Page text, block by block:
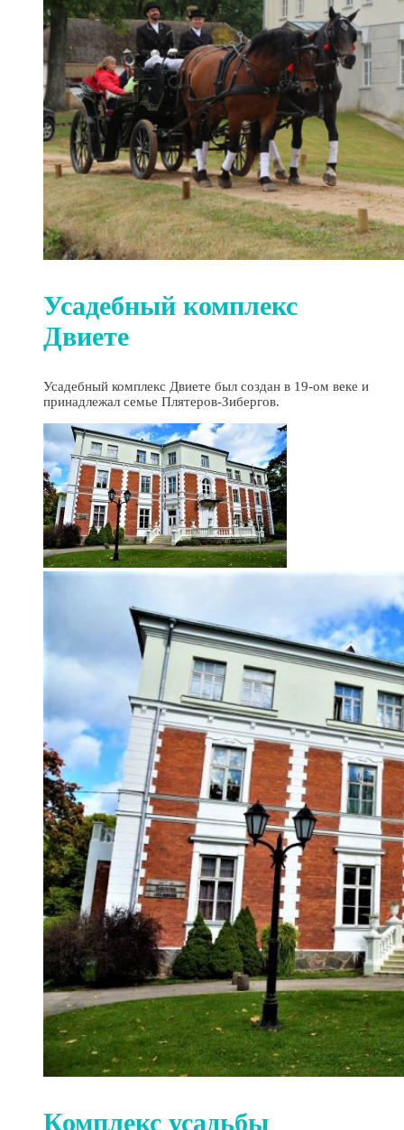
Усадебный комплекс
Двиете
Усадебный комплекс Двиете был создан в 19-ом веке и
принадлежал семье Плятеров-Зибергов.
Комплекс усадьбы